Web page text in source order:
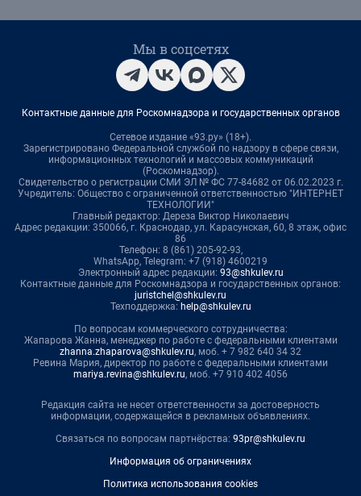
Мы в соцсетях
Контактные данные для Роскомнадзора и государственных органов
Сетевое издание «93.ру» (18+).
Зарегистрировано Федеральной службой по надзору в сфере связи,
информационных технологий и массовых коммуникаций
(Роскомнадзор).
Свидетельство о регистрации СМИ ЭЛ № ФС 77-84682 от 06.02.2023 г.
Учредитель: Общество с ограниченной ответственностью "ИНТЕРНЕТ
ТЕХНОЛОГИИ"
Главный редактор: Дереза Виктор Николаевич
Адрес редакции: 350066, г. Краснодар, ул. Карасунская, 60, 8 этаж, офис
86
Телефон: 8 (861) 205-92-93,
WhatsApp, Telegram: +7 (918) 4600219
Электронный адрес редакции: 93@shkulev.ru
Контактные данные для Роскомнадзора и государственных органов:
juristchel@shkulev.ru
Техподдержка: help@shkulev.ru
По вопросам коммерческого сотрудничества:
Жапарова Жанна, менеджер по работе с федеральными клиентами
zhanna.zhaparova@shkulev.ru, моб. + 7 982 640 34 32
Ревина Мария, директор по работе с федеральными клиентами
mariya.revina@shkulev.ru, моб. +7 910 402 4056
Редакция сайта не несет ответственности за достоверность
информации, содержащейся в рекламных объявлениях.
Связаться по вопросам партнёрства: 93pr@shkulev.ru
Информация об ограничениях
Политика использования cookies